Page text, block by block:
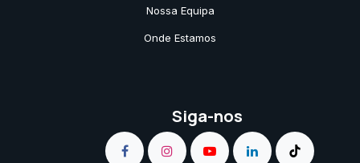
Nossa Equipa
Onde Estamos
Siga-nos